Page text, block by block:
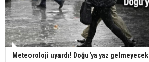
Meteoroloji uyardı! Doğu'ya yaz gelmeyecek